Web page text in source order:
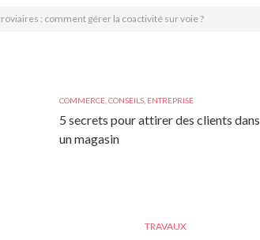
: comment gérer la coactivité sur voie ?
COMMERCE CONSEILS ENTREPRISE
5 secrets pour attirer des clients dans
un magasin
TRAVAUX